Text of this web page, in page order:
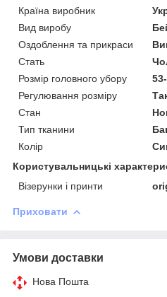
Країна виробник
Вид виробу
Оздоблення та прикраси
Стать
Розмір головного убору
Регулювання розміру
Стан
Тип тканини
Колір
Користувальницькі
Візерунки і принти
Приховати
Умови доставки
Нова Пошта